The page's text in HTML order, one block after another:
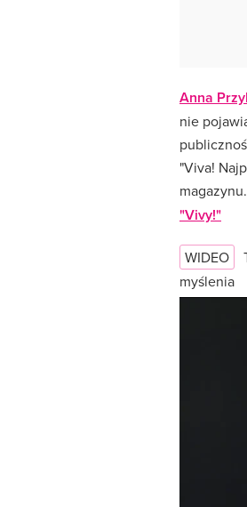
Anna
nie
"Viva!
magazynu.
"Vivy!"
WIDEO
myślenia